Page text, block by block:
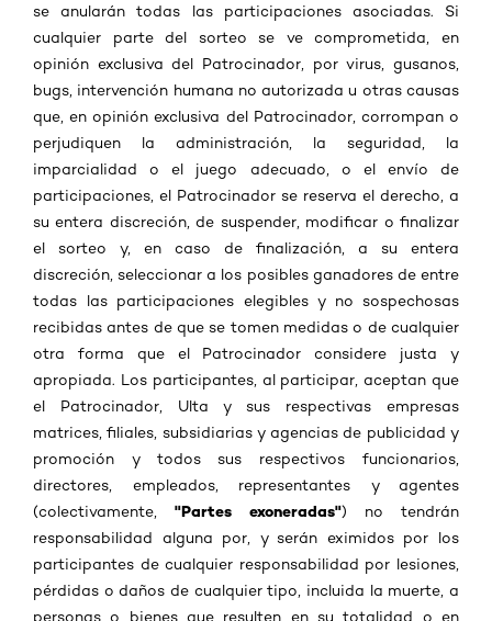
se anularán todas las participaciones asociadas. Si
cualquier parte del sorteo se ve comprometida, en
opinión exclusiva del Patrocinador, por virus, gusanos,
bugs, intervención humana no autorizada u otras causas
que, en opinión exclusiva del Patrocinador, corrompan o
perjudiquen la administración, la seguridad, la
imparcialidad o el juego adecuado, o el envío de
participaciones, el Patrocinador se reserva el derecho, a
su entera discreción, de suspender, modificar o finalizar
el sorteo y, en caso de finalización, a su entera
discreción, seleccionar a los posibles ganadores de entre
todas las participaciones elegibles y no sospechosas
recibidas antes de que se tomen medidas o de cualquier
otra forma que el Patrocinador considere justa y
apropiada. Los participantes, al participar, aceptan que
el Patrocinador, Ulta y sus respectivas empresas
matrices, filiales, subsidiarias y agencias de publicidad y
promoción y todos sus respectivos funcionarios,
directores, empleados, representantes y agentes
(colectivamente, "Partes exoneradas") no tendrán
responsabilidad alguna por, y serán eximidos por los
participantes de cualquier responsabilidad por lesiones,
pérdidas o daños de cualquier tipo, incluida la muerte, a
personas o bienes que resulten en su totalidad o en